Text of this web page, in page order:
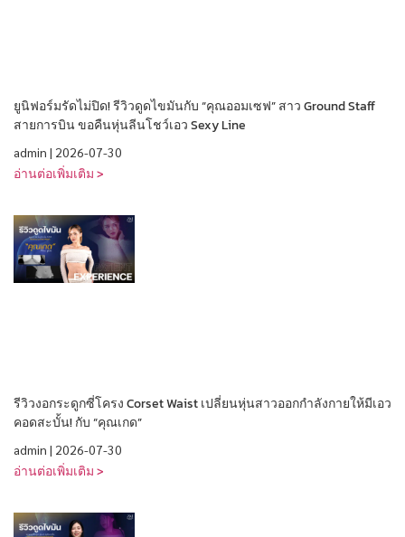
ยูนิฟอร์มรัดไม่ปิด! รีวิวดูดไขมันกับ “คุณออมเซฟ” สาว Ground Staff
สายการบิน ขอคืนหุ่นลีนโชว์เอว Sexy Line
admin 2026-07-30
อ่านต่อเพิ่มเติม >
รีวิวงอกระดูกซี่โครง Corset Waist เปลี่ยนหุ่นสาวออกกำลังกายให้มีเอว
คอดสะบั้น! กับ “คุณเกด”
admin 2026-07-30
อ่านต่อเพิ่มเติม >